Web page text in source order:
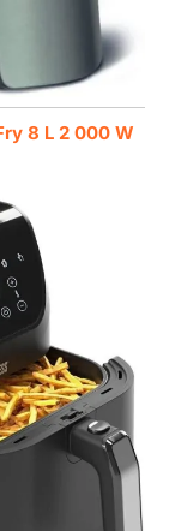
8 L 2 000 W